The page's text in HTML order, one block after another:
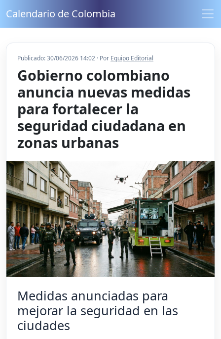
Calendario de Colombia
Publicado: 30/06/2026 14:02 · Por Equipo Editorial
Gobierno colombiano
anuncia nuevas medidas
para fortalecer la
seguridad ciudadana en
zonas urbanas
Medidas anunciadas para
mejorar la seguridad en las
ciudades